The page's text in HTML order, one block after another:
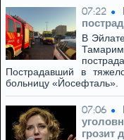
07:22
В
Пострадавший в
больницу «Йосефталь».
07:06
грозит